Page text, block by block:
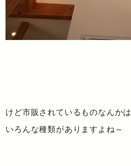
けど市販されているものなんかは
いろんな種類がありますよね～